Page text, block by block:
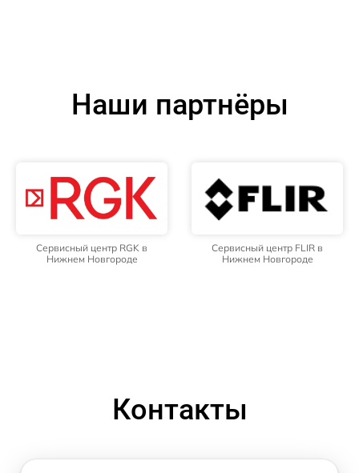
Наши партнёры
Сервисный центр RGK в
Нижнем Новгороде
Сервисный центр FLIR в
Нижнем Новгороде
Контакты